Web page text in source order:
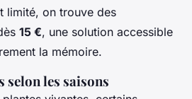
limité, on trouve des
15 €, une solution accessible
la mémoire.
selon les saisons